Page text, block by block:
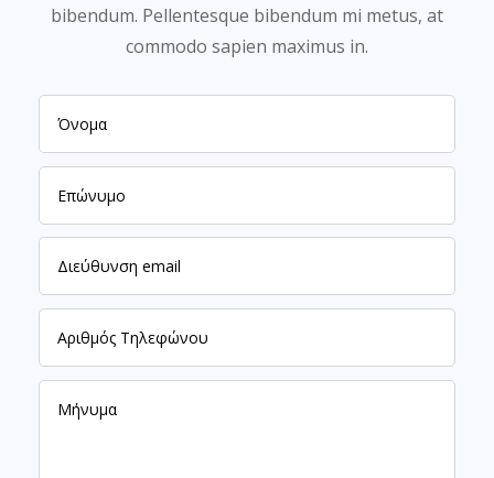
bibendum. Pellentesque bibendum mi metus, at
commodo sapien maximus in.